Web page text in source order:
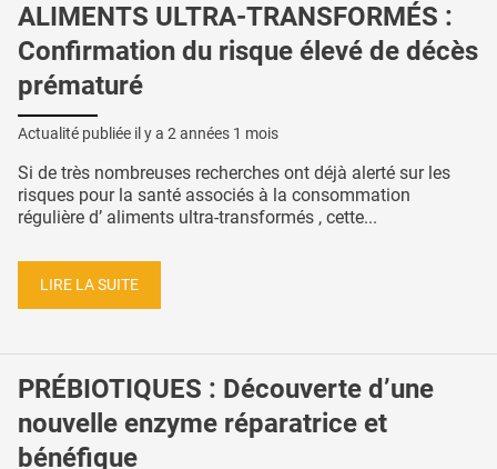
ALIMENTS ULTRA-TRANSFORMÉS :
Confirmation du risque élevé de décès
prématuré
Actualité publiée il y a 2 années 1 mois
Si de très nombreuses recherches ont déjà alerté sur les
risques pour la santé associés à la consommation
régulière d’ aliments ultra-transformés , cette...
LIRE LA SUITE
PRÉBIOTIQUES : Découverte d’une
nouvelle enzyme réparatrice et
bénéfique